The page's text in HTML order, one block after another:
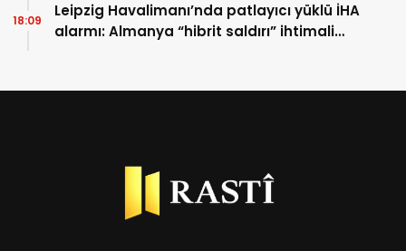
Leipzig Havalimanı’nda patlayıcı yüklü İHA
alarmı: Almanya “hibrit saldırı” ihtimali
18:09